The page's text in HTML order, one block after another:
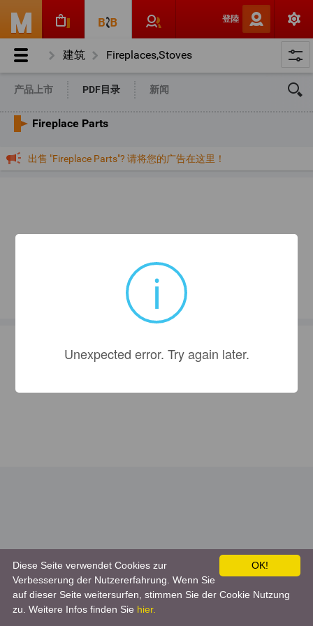
登陸
建筑
Fireplaces,Stoves
Fireplace Parts
产品上市 PDF目录 新闻
Fireplace Parts
出售 "Fireplace Parts"? 请将您的广告在这里！
i
Unexpected error. Try again later.
OK!
Diese Seite verwendet Cookies zur
Verbesserung der Nutzererfahrung. Wenn Sie
auf dieser Seite weitersurfen, stimmen Sie der Cookie Nutzung
zu. Weitere Infos finden Sie hier.